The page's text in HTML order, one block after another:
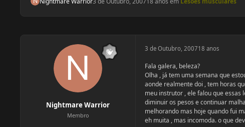
Nightmare Warrior
Membro
3 de Outubro, 200718 anos
Fala galera, beleza?
Olha , já tem uma semana que
aonde realmente doi , tem horas
meu instrutor , ele falou que essas
diminuir os pesos e continuar
melhorando mas hoje quando fui
eh muita , mas incomoda. o que